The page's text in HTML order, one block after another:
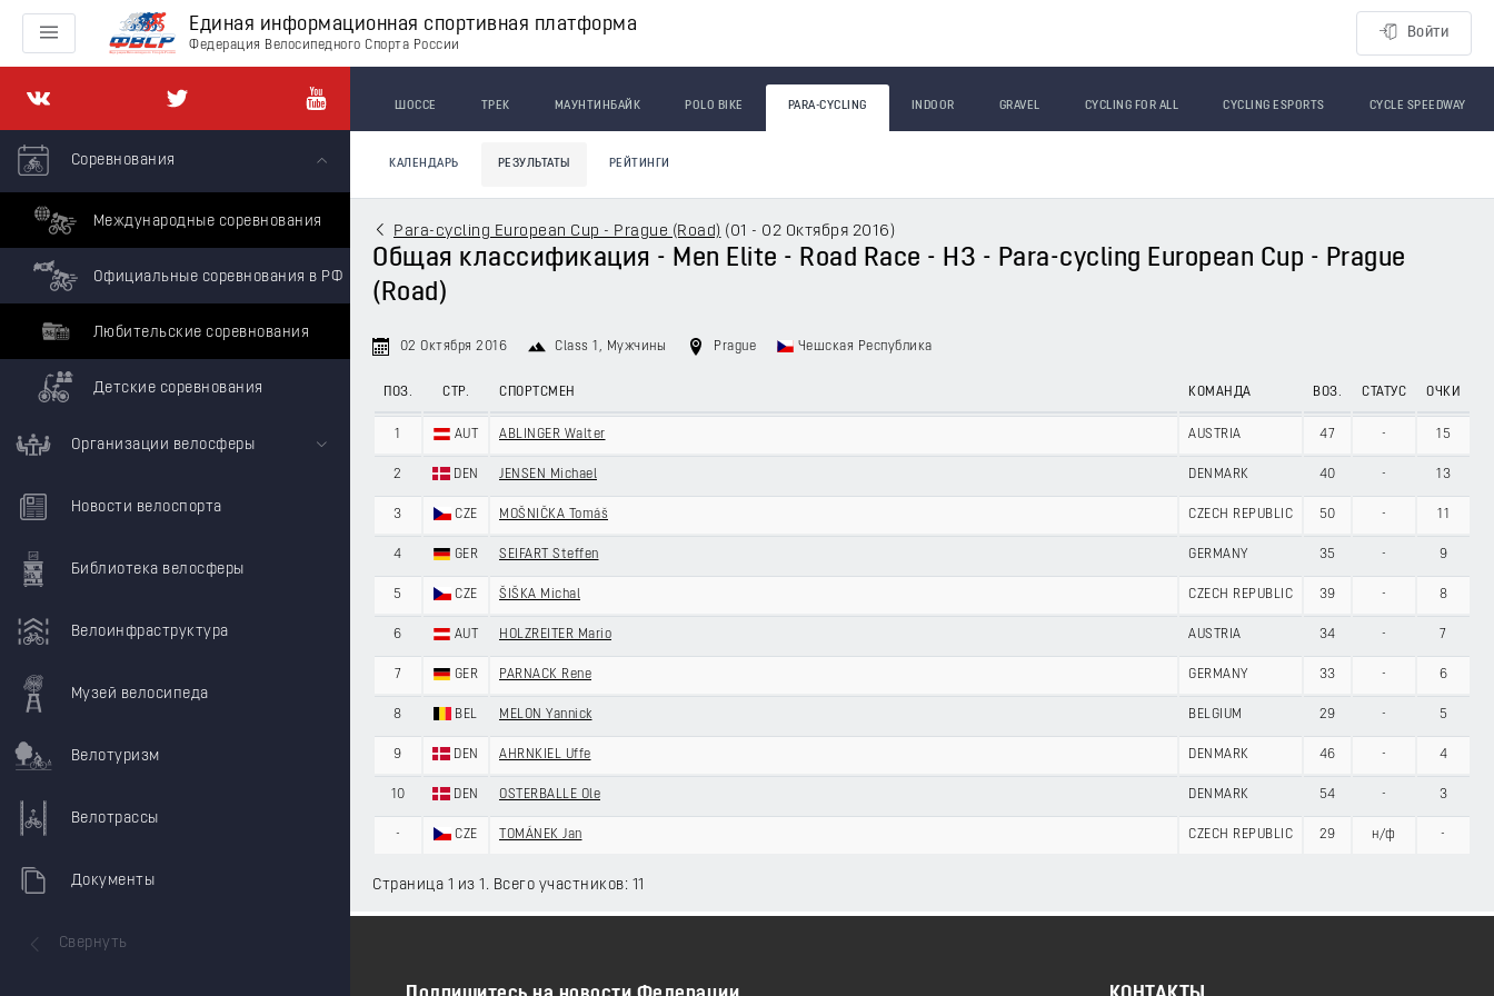
Единая информационная спортивная платформа
Федерация Велосипедного Спорта России
Войти
Соревнования
Международные соревнования
Официальные соревнования в РФ
Любительские соревнования
Детские соревнования
Организации велосферы
Новости велоспорта
Библиотека велосферы
Велоинфраструктура
Музей велосипеда
Велотуризм
Велотрассы
Документы
Свернуть
ШОССЕ ТРЕК МАУНТИНБАЙК POLO BIKE PARA-CYCLING INDOOR GRAVEL CYCLING FOR ALL CYCLING ESPORTS CYCLE SPEEDWAY
КАЛЕНДАРЬ РЕЗУЛЬТАТЫ РЕЙТИНГИ
Para-cycling European Cup - Prague (Road) ( 01 - 02 Октября 2016 )
Общая классификация - Men Elite - Road Race - H3 - Para-cycling European Cup - Prague
(Road)
02 Октября 2016 Class 1 , Мужчины Prague Чешская Республика
ПОЗ. СТР. СПОРТСМЕН КОМАНДА ВОЗ. СТАТУС ОЧКИ
1 AUT ABLINGER Walter AUSTRIA 47 - 15
2 DEN JENSEN Michael DENMARK 40 - 13
3 CZE MOŠNIČKA Tomáš CZECH REPUBLIC 50 - 11
4 GER SEIFART Steffen GERMANY 35 - 9
5 CZE ŠIŠKA Michal CZECH REPUBLIC 39 - 8
6 AUT HOLZREITER Mario AUSTRIA 34 - 7
7 GER PARNACK Rene GERMANY 33 - 6
8 BEL MELON Yannick BELGIUM 29 - 5
9 DEN AHRNKIEL Uffe DENMARK 46 - 4
10 DEN OSTERBALLE Ole DENMARK 54 - 3
- CZE TOMÁNEK Jan CZECH REPUBLIC 29 н/ф -
Страница 1 из 1. Всего участников: 11